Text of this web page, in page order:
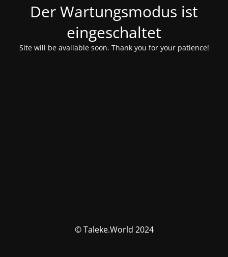
Der Wartungsmodus ist
eingeschaltet
Site will be available soon. Thank you for your patience!
© Taleke.World 2024